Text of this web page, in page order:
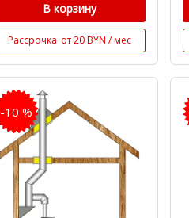
В корзину
Рассрочка от 20 BYN / мес
-10 %